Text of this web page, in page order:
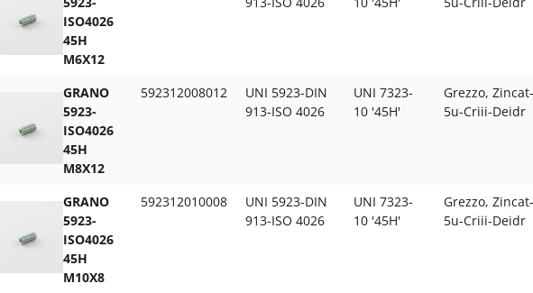
ISO4026
45H
M6X12
GRANO
5923-
ISO4026
45H
M8X12
592312008012
UNI 5923-DIN
913-ISO 4026
UNI 7323-
10 '45H'
Grezzo, Zincat-
5u-Criii-Deidr
GRANO
5923-
ISO4026
45H
M10X8
592312010008
UNI 5923-DIN
913-ISO 4026
UNI 7323-
10 '45H'
Grezzo, Zincat-
5u-Criii-Deidr